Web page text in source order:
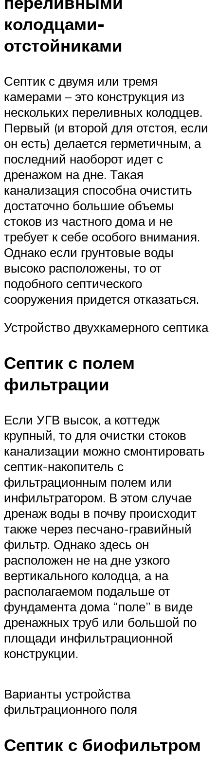
колодцами-
отстойниками
Септик с двумя или тремя
камерами – это конструкция из
нескольких переливных колодцев.
Первый (и второй для отстоя, если
он есть) делается герметичным, а
последний наоборот идет с
дренажом на дне. Такая
канализация способна очистить
достаточно большие объемы
стоков из частного дома и не
требует к себе особого внимания.
Однако если грунтовые воды
высоко расположены, то от
подобного септического
сооружения придется отказаться.
Устройство двухкамерного септика
Септик с полем
фильтрации
Если УГВ высок, а коттедж
крупный, то для очистки стоков
канализации можно смонтировать
септик-накопитель с
фильтрационным полем или
инфильтратором. В этом случае
дренаж воды в почву происходит
также через песчано-гравийный
фильтр. Однако здесь он
расположен не на дне узкого
вертикального колодца, а на
располагаемом подальше от
фундамента дома “поле” в виде
дренажных труб или большой по
площади инфильтрационной
конструкции.
Варианты устройства
фильтрационного поля
Септик с биофильтром